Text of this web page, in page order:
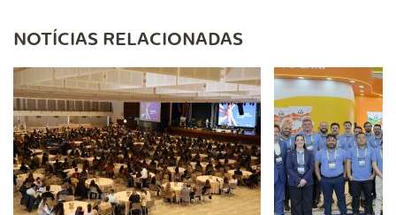
NOTÍCIAS RELACIONADAS